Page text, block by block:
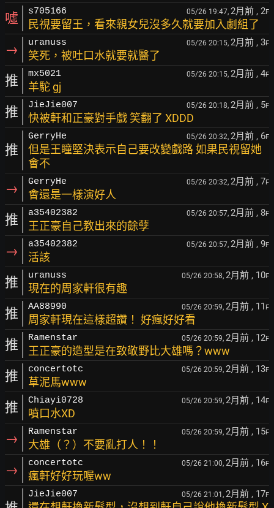
噓 s705166 05/26 19:47, 2月前 , 2F
民視要留王，看來親女兒沒多久就要加入劇組了
→ uranuss 05/26 20:15, 2月前 , 3F
笑死，被吐口水就要就醫了
推 mx5021 05/26 20:15, 2月前 , 4F
羊駝 gj
推 JieJie007 05/26 20:18, 2月前 , 5F
快被軒和正豪對手戲 笑翻了 XDDD
推
GerryHe 05/26 20:32, 2月前 , 6F
但是王瞳堅決表示自己要改變戲路 如果民視留她
會不
→ GerryHe 05/26 20:32, 2月前 , 7F
會還是一樣演好人
推 a35402382 05/26 20:57, 2月前 , 8F
王正豪自己教出來的餘孽
→ a35402382 05/26 20:57, 2月前 , 9F
活該
推 uranuss 05/26 20:58, 2月前 , 10F
現在的周家軒很有趣
推 AA88990 05/26 20:59, 2月前 , 11 F
周家軒現在這樣超讚！ 好瘋好好看
推 Ramenstar 05/26 20:59, 2月前 , 12F
王正豪的造型是在致敬野比大雄嗎？www
推 concertotc 05/26 20:59, 2月前 , 13F
草泥馬www
推 Chiayi0728 05/26 20:59, 2月前 , 14F
噴口水XD
→ Ramenstar 05/26 20:59, 2月前 , 15F
大雄（？）不要亂打人！！
→ concertotc 05/26 21:00, 2月前 , 16F
瘋軒好好玩喔ww
JieJie007 05/26 21:01, 2月前 , 17F